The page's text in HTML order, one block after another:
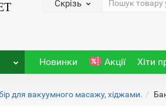
Скрізь
Новинки Акції Хіти
для вакуумного масажу, хіджами.